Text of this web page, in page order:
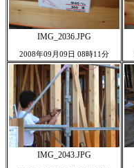
IMG_2036.JPG
2008年09月09日 08時11分
IMG_2043.JPG